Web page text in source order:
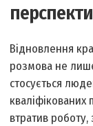
Відновлення
розмова не
стосується
кваліфікованих
втратив